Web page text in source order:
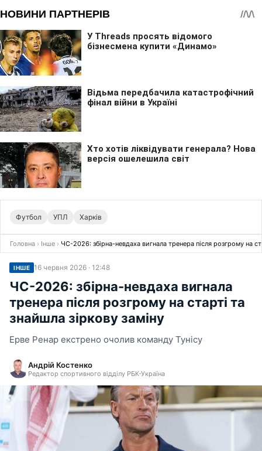
Футбол УПЛ Харків
Головна › Інше › ЧС-2026: збірна-невдаха вигнала тренера після розгрому на
ІНШЕ 16 червня 2026 · 12:48
ЧС-2026: збірна-невдаха вигнала
тренера після розгрому на старті та
знайшла зіркову заміну
Ерве Ренар екстрено очолив команду Тунісу
Андрій Костенко
Редактор спортивного відділу РБК-Україна